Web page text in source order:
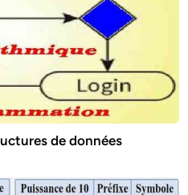
de données